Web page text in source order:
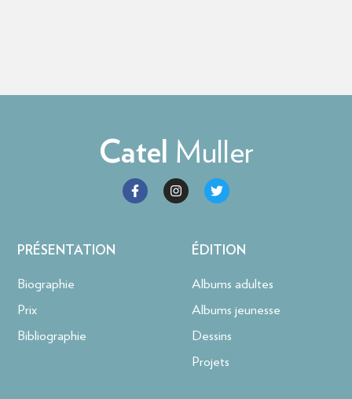
Catel Muller
PRÉSENTATION
Biographie
Prix
Bibliographie
ÉDITION
Albums adultes
Albums jeunesse
Dessins
Projets